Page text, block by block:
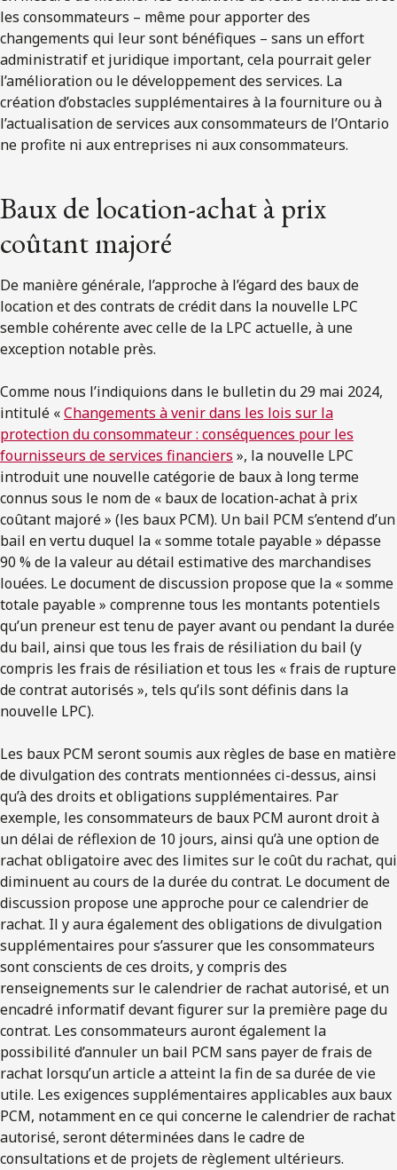
les consommateurs – même pour apporter des
changements qui leur sont bénéfiques – sans un effort
administratif et juridique important, cela pourrait geler
l’amélioration ou le développement des services. La
création d’obstacles supplémentaires à la fourniture ou à
l’actualisation de services aux consommateurs de l’Ontario
ne profite ni aux entreprises ni aux consommateurs.
Baux de location-achat à prix
coûtant majoré
De manière générale, l’approche à l’égard des baux de
location et des contrats de crédit dans la nouvelle LPC
semble cohérente avec celle de la LPC actuelle, à une
exception notable près.
Comme nous l’indiquions dans le bulletin du 29 mai 2024,
intitulé «Changements à venir dans les lois sur la
protection du consommateur : conséquences pour les
fournisseurs de services financiers », la nouvelle LPC
introduit une nouvelle catégorie de baux à long terme
connus sous le nom de « baux de location-achat à prix
coûtant majoré » (les baux PCM). Un bail PCM s’entend d’un
bail en vertu duquel la « somme totale payable » dépasse
90 % de la valeur au détail estimative des marchandises
louées. Le document de discussion propose que la « somme
totale payable » comprenne tous les montants potentiels
qu’un preneur est tenu de payer avant ou pendant la durée
du bail, ainsi que tous les frais de résiliation du bail (y
compris les frais de résiliation et tous les « frais de rupture
de contrat autorisés », tels qu’ils sont définis dans la
nouvelle LPC).
Les baux PCM seront soumis aux règles de base en matière
de divulgation des contrats mentionnées ci-dessus, ainsi
qu’à des droits et obligations supplémentaires. Par
exemple, les consommateurs de baux PCM auront droit à
un délai de réflexion de 10 jours, ainsi qu’à une option de
rachat obligatoire avec des limites sur le coût du rachat, qui
diminuent au cours de la durée du contrat. Le document de
discussion propose une approche pour ce calendrier de
rachat. Il y aura également des obligations de divulgation
supplémentaires pour s’assurer que les consommateurs
sont conscients de ces droits, y compris des
renseignements sur le calendrier de rachat autorisé, et un
encadré informatif devant figurer sur la première page du
contrat. Les consommateurs auront également la
possibilité d’annuler un bail PCM sans payer de frais de
rachat lorsqu’un article a atteint la fin de sa durée de vie
utile. Les exigences supplémentaires applicables aux baux
PCM, notamment en ce qui concerne le calendrier de rachat
autorisé, seront déterminées dans le cadre de
consultations et de projets de règlement ultérieurs.